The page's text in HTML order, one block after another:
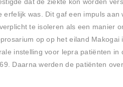
dat de ziekte kon worden
erfelijk was. Dit gaf een impuls aan
te isoleren als een manier
op op het eiland
instelling voor lepra patiënten in
Daarna werden de patiënten